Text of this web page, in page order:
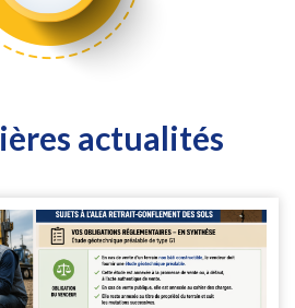
actualités